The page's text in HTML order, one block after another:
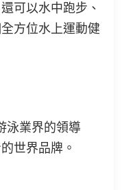
可以水中跑步、
方位水上運動健
泳業界的領導
世界品牌。